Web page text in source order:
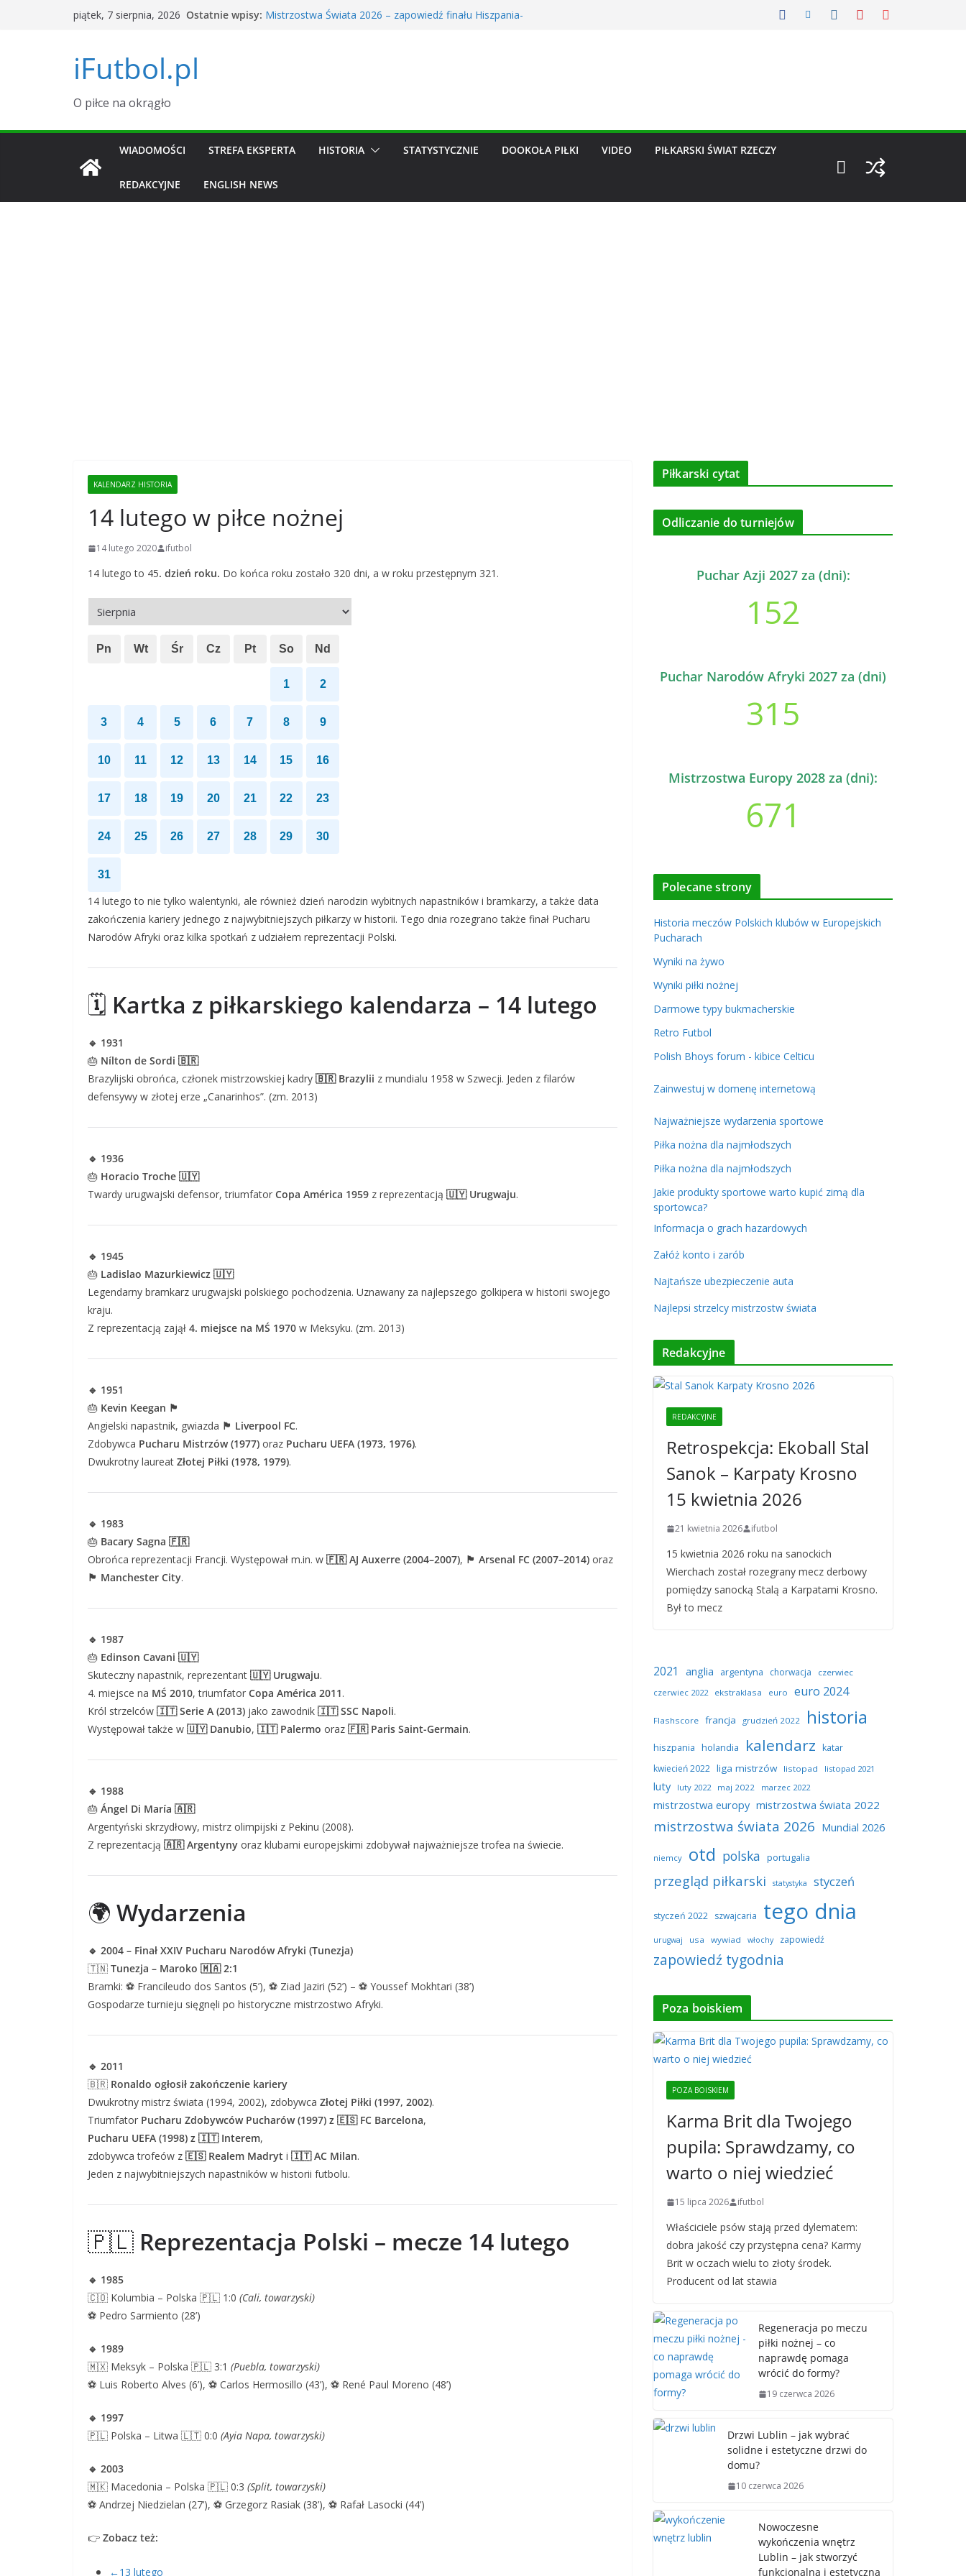
piątek, 7 sierpnia, 2026 Ostatnie wpisy: Mistrzostwa Świata 2026 – zapowiedź finału Hiszpania-
Piłkarski Kalendarz: Zapowiedź Miesiąca w Świecie Futbolu.
Sierpień 2026
iFutbol.pl
O piłce na okrągło
WIADOMOŚCI STREFA EKSPERTA HISTORIA STATYSTYCZNIE DOOKOŁA PIŁKI VIDEO PIŁKARSKI ŚWIAT RZECZY
REDAKCYJNE ENGLISH NEWS
KALENDARZ HISTORIA
14 lutego w piłce nożnej
14 lutego 2020 ifutbol
14 lutego to 45. dzień roku. Do końca roku zostało 320 dni, a w roku przestępnym 321.
Pn Wt Śr Cz Pt So Nd
1 2
3 4 5 6 7 8 9
10 11 12 13 14 15 16
17 18 19 20 21 22 23
24 25 26 27 28 29 30
31
14 lutego to nie tylko walentynki, ale również dzień narodzin wybitnych napastników i bramkarzy, a także data
zakończenia kariery jednego z najwybitniejszych piłkarzy w historii. Tego dnia rozegrano także finał Pucharu
Narodów Afryki oraz kilka spotkań z udziałem reprezentacji Polski.
🗓️ Kartka z piłkarskiego kalendarza – 14 lutego
🔹 1931
🎂 Nílton de Sordi 🇧🇷
Brazylijski obrońca, członek mistrzowskiej kadry 🇧🇷 Brazylii z mundialu 1958 w Szwecji. Jeden z filarów
defensywy w złotej erze „Canarinhos”. (zm. 2013)
🔹 1936
🎂 Horacio Troche 🇺🇾
Twardy urugwajski defensor, triumfator Copa América 1959 z reprezentacją 🇺🇾 Urugwaju.
🔹 1945
🎂 Ladislao Mazurkiewicz 🇺🇾
Legendarny bramkarz urugwajski polskiego pochodzenia. Uznawany za najlepszego golkipera w historii swojego
kraju.
Z reprezentacją zajął 4. miejsce na MŚ 1970 w Meksyku. (zm. 2013)
🔹 1951
🎂 Kevin Keegan 🏴
Angielski napastnik, gwiazda 🏴 Liverpool FC.
Zdobywca Pucharu Mistrzów (1977) oraz Pucharu UEFA (1973, 1976).
Dwukrotny laureat Złotej Piłki (1978, 1979).
🔹 1983
🎂 Bacary Sagna 🇫🇷
Obrońca reprezentacji Francji. Występował m.in. w 🇫🇷 AJ Auxerre (2004–2007), 🏴 Arsenal FC (2007–2014) oraz
🏴 Manchester City.
🔹 1987
🎂 Edinson Cavani 🇺🇾
Skuteczny napastnik, reprezentant 🇺🇾 Urugwaju.
4. miejsce na MŚ 2010, triumfator Copa América 2011.
Król strzelców 🇮🇹 Serie A (2013) jako zawodnik 🇮🇹 SSC Napoli.
Występował także w 🇺🇾 Danubio, 🇮🇹 Palermo oraz 🇫🇷 Paris Saint-Germain.
🔹 1988
🎂 Ángel Di María 🇦🇷
Argentyński skrzydłowy, mistrz olimpijski z Pekinu (2008).
Z reprezentacją 🇦🇷 Argentyny oraz klubami europejskimi zdobywał najważniejsze trofea na świecie.
🌍 Wydarzenia
🔹 2004 – Finał XXIV Pucharu Narodów Afryki (Tunezja)
🇹🇳 Tunezja – Maroko 🇲🇦 2:1
Bramki: ⚽ Francileudo dos Santos (5’), ⚽ Ziad Jaziri (52’) – ⚽ Youssef Mokhtari (38’)
Gospodarze turnieju sięgnęli po historyczne mistrzostwo Afryki.
🔹 2011
🇧🇷 Ronaldo ogłosił zakończenie kariery
Dwukrotny mistrz świata (1994, 2002), zdobywca Złotej Piłki (1997, 2002).
Triumfator Pucharu Zdobywców Pucharów (1997) z 🇪🇸 FC Barcelona,
Pucharu UEFA (1998) z 🇮🇹 Interem,
zdobywca trofeów z 🇪🇸 Realem Madryt i 🇮🇹 AC Milan.
Jeden z najwybitniejszych napastników w historii futbolu.
🇵🇱 Reprezentacja Polski – mecze 14 lutego
🔹 1985
🇨🇴 Kolumbia – Polska 🇵🇱 1:0 (Cali, towarzyski)
⚽ Pedro Sarmiento (28’)
🔹 1989
🇲🇽 Meksyk – Polska 🇵🇱 3:1 (Puebla, towarzyski)
⚽ Luis Roberto Alves (6’), ⚽ Carlos Hermosillo (43’), ⚽ René Paul Moreno (48’)
🔹 1997
🇵🇱 Polska – Litwa 🇱🇹 0:0 (Ayia Napa, towarzyski)
🔹 2003
🇲🇰 Macedonia – Polska 🇵🇱 0:3 (Split, towarzyski)
⚽ Andrzej Niedzielan (27’), ⚽ Grzegorz Rasiak (38’), ⚽ Rafał Lasocki (44’)
👉 Zobacz też:
←13 lutego
Piłkarski cytat
Odliczanie do turniejów
Puchar Azji 2027 za (dni):
152
Puchar Narodów Afryki 2027 za (dni)
315
Mistrzostwa Europy 2028 za (dni):
671
Polecane strony
Historia meczów Polskich klubów w Europejskich
Pucharach
Wyniki na żywo
Wyniki piłki nożnej
Darmowe typy bukmacherskie
Retro Futbol
Polish Bhoys forum - kibice Celticu
Zainwestuj w domenę internetową
Najważniejsze wydarzenia sportowe
Piłka nożna dla najmłodszych
Piłka nożna dla najmłodszych
Jakie produkty sportowe warto kupić zimą dla
sportowca?
Informacja o grach hazardowych
Załóż konto i zarób
Najtańsze ubezpieczenie auta
Najlepsi strzelcy mistrzostw świata
Redakcyjne
REDAKCYJNE
Retrospekcja: Ekoball Stal
Sanok – Karpaty Krosno
15 kwietnia 2026
21 kwietnia 2026 ifutbol
15 kwietnia 2026 roku na sanockich
Wierchach został rozegrany mecz derbowy
pomiędzy sanocką Stalą a Karpatami Krosno.
Był to mecz
2021 anglia argentyna chorwacja
czerwiec
czerwiec 2022
ekstraklasa euro euro 2024
Flashscore francja grudzień 2022 historia
hiszpania holandia kalendarz katar
kwiecień 2022 liga mistrzów listopad listopad 2021
luty luty 2022 maj 2022 marzec 2022
mistrzostwa europy mistrzostwa świata 2022
mistrzostwa świata 2026 Mundial 2026
niemcy otd polska portugalia
przegląd piłkarski statystyka styczeń
styczeń 2022 szwajcaria tego dnia
urugwaj usa wywiad włochy zapowiedź
zapowiedź tygodnia
Poza boiskiem
POZA BOISKIEM
Karma Brit dla Twojego
pupila: Sprawdzamy, co
warto o niej wiedzieć
15 lipca 2026 ifutbol
Właściciele psów stają przed dylematem:
dobra jakość czy przystępna cena? Karmy
Brit w oczach wielu to złoty środek.
Producent od lat stawia
Regeneracja po meczu
piłki nożnej – co
naprawdę pomaga
wrócić do formy?
19 czerwca 2026
Drzwi Lublin – jak wybrać
solidne i estetyczne drzwi do
domu?
10 czerwca 2026
Nowoczesne
wykończenia wnętrz
Lublin – jak stworzyć
funkcjonalną i estetyczną